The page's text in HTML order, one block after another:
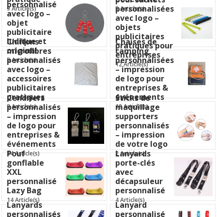
9 Article(s) 8 Article(s)
personnalisé
avec logo –
objet
publicitaire
ludique et
original
5 Article(s)
personnalisées
avec logo –
objets
publicitaires
pratiques pour
entreprises
12 Article(s)
Chiffons
microfibres
personnalisés
avec logo –
accessoires
publicitaires
pratiques
8 Article(s)
Chaises de
camping
personnalisées
– impression
de logo pour
entreprises &
événements
10 Article(s)
Cendriers
personnalisés
– impression
de logo pour
entreprises &
événements
14 Article(s)
Sticks de
maquillage
supporters
personnalisés
– impression
de votre logo
2 Article(s)
Pouf
gonflable
XXL
personnalisé
Lazy Bag
14 Article(s)
Lanyards
porte-clés
avec
décapsuleur
personnalisé
4 Article(s)
Lanyards
personnalisés
Lanyard
personnalisé